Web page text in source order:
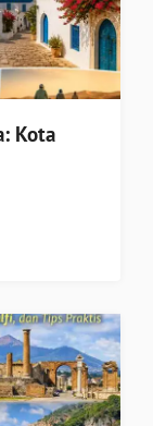
Kota